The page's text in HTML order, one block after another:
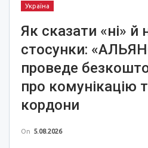
Україна
Як сказати «ні» й
стосунки:
проведе
про комунікацію
кордони
On 5.08.2026